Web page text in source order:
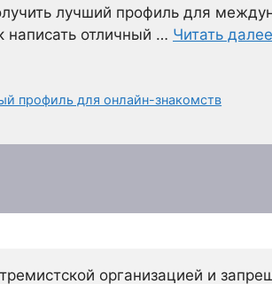
лучший профиль для
написать отличный … Читать далее
профиль для онлайн-знакомств
организацией и